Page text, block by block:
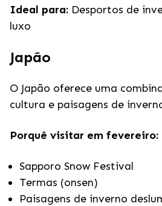
Ideal para: Desportos de
luxo
Japão
O Japão oferece uma
cultura e paisagens de
Porquê visitar em fevereiro:
Sapporo Snow Festival
Termas (onsen)
Paisagens de inverno